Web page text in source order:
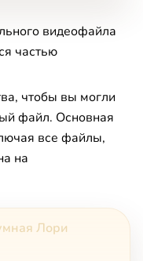
видеофайла
частью
чтобы вы могли
файл. Основная
все файлы,
на
Лори